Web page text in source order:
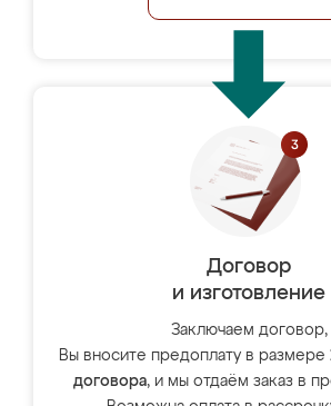
Договор
и изготовление
Заключаем договор,
Вы вносите предоплату в размере
договора, и мы отдаём заказ в